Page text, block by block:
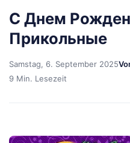
С Днем
Прикольные
Samstag, 6. September 2025
9 Min. Lesezeit